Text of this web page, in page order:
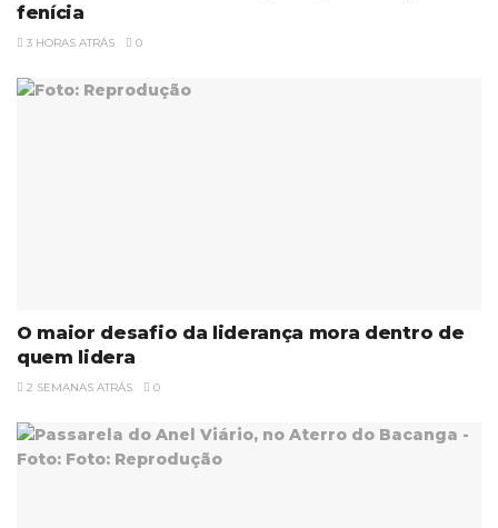
fenícia
3 HORAS ATRÁS 0
O maior desafio da liderança mora dentro de
quem lidera
2 SEMANAS ATRÁS 0